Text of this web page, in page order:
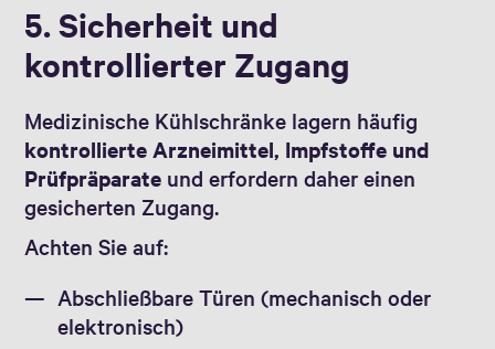
5. Sicherheit und
kontrollierter Zugang
Medizinische Kühlschränke lagern häufig
kontrollierte Arzneimittel, Impfstoffe und
Prüfpräparate und erfordern daher einen
gesicherten Zugang.
Achten Sie auf:
Abschließbare Türen (mechanisch oder
elektronisch)